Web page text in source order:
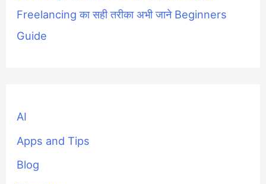
Freelancing का सही तरीका अभी जाने Beginners
Guide
AI
Apps and Tips
Blog